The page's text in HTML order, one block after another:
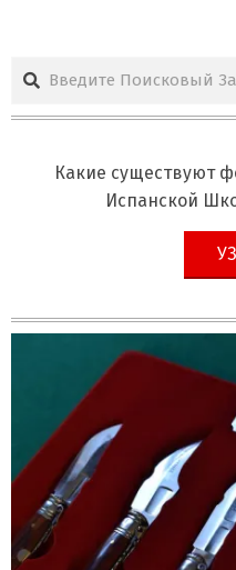
Какие существуют
Испанской